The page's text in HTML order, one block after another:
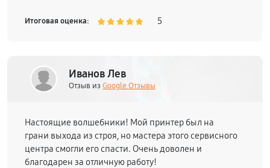
Итоговая оценка: 5
Иванов Лев
Отзыв из Google.Отзывы
Настоящие волшебники! Мой принтер был на
грани выхода из строя, но мастера этого сервисного
центра смогли его спасти. Очень доволен и
благодарен за отличную работу!